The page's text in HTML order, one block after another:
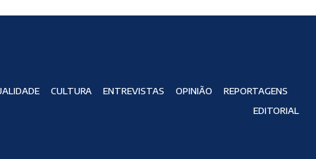
CULTURA ENTREVISTAS OPINIÃO
REPORTAGENS
EDITORIAL